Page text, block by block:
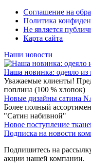
Соглашение на
Политика
Не является
Карта сайта
Наши новости
Наша новинка: одеяло из
Уважаемые клиенты!
поплина (100 % хлопок)
Новые дизайны сатина
Более полный
"Сатин набивной"
Новое поступление
Подписка на новости
Подпишитесь на
акции нашей компании.